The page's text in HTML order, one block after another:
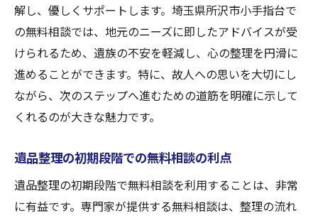
埼玉県所沢市小手指台での遺品整理における専
門家の役割
専門家が遺品整理に果たす役割とは
遺品整理における専門家のサポートの範囲
地域特性に応じた専門家のアプローチ
ス
遺品整理をサポートする専門家の選び方
専門家による遺品整理の成功事例
解し、優しくサポートします。埼玉県所沢市小手指台で
の無料相談では、地元のニーズに即したアドバイスが受
けられるため、遺族の不安を軽減し、心の整理を円滑に
進めることができます。特に、故人への思いを大切にし
ながら、次のステップへ進むための道筋を明確に示して
くれるのが大きな魅力です。
遺品整理の初期段階での無料相談の利点
遺品整理の初期段階で無料相談を利用することは、非常
に有益です。専門家が提供する無料相談は、整理の流れ